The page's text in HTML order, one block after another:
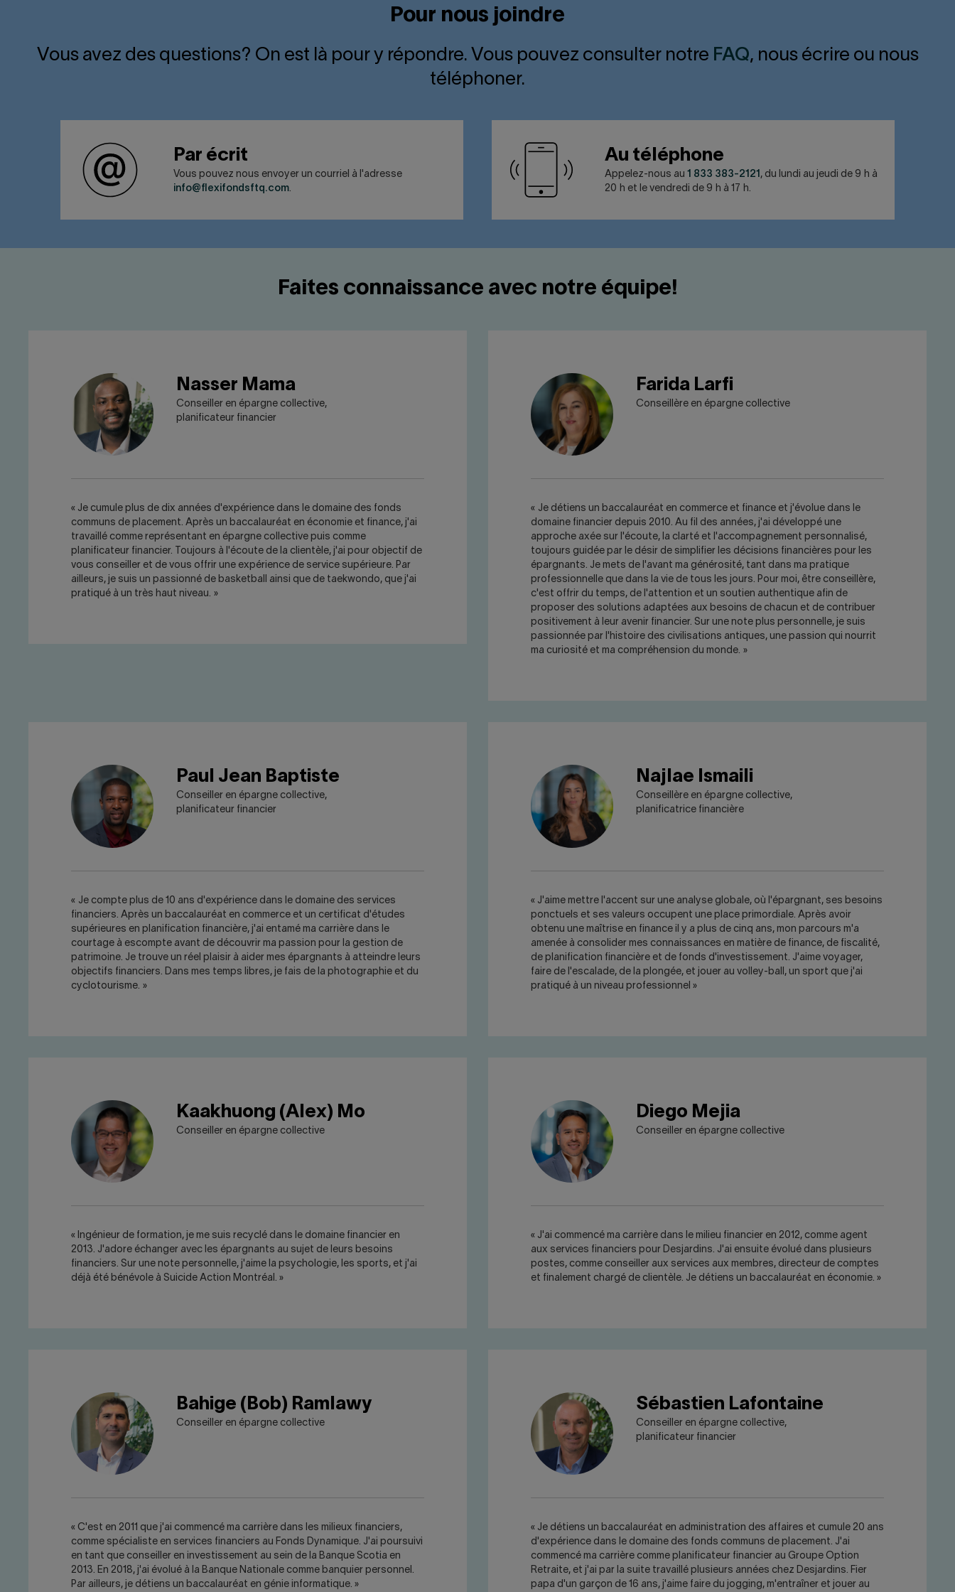
Pour nous joindre
Vous avez des questions? On est là pour y répondre. Vous pouvez consulter notre FAQ, nous écrire ou nous
téléphoner.
Par écrit
Vous pouvez nous envoyer un courriel à l'adresse
info@flexifondsftq.com.
Au téléphone
Appelez-nous au1 833 383-2121 , du lundi au jeudi de 9 h à
20 h et le vendredi de 9 h à 17 h.
Faites connaissance avec notre équipe!
Nasser Mama
Conseiller en épargne collective,
planificateur financier
« Je cumule plus de dix années d'expérience dans le domaine des fonds
communs de placement. Après un baccalauréat en économie et finance, j'ai
travaillé comme représentant en épargne collective puis comme
planificateur financier. Toujours à l'écoute de la clientèle, j'ai pour objectif de
vous conseiller et de vous offrir une expérience de service supérieure. Par
ailleurs, je suis un passionné de basketball ainsi que de taekwondo, que j'ai
pratiqué à un très haut niveau. »
Farida Larfi
Conseillère en épargne collective
« Je détiens un baccalauréat en commerce et finance et j'évolue dans le
domaine financier depuis 2010. Au fil des années, j'ai développé une
approche axée sur l'écoute, la clarté et l'accompagnement personnalisé,
toujours guidée par le désir de simplifier les décisions financières pour les
épargnants. Je mets de l'avant ma générosité, tant dans ma pratique
professionnelle que dans la vie de tous les jours. Pour moi, être conseillère,
c'est offrir du temps, de l'attention et un soutien authentique afin de
proposer des solutions adaptées aux besoins de chacun et de contribuer
positivement à leur avenir financier. Sur une note plus personnelle, je suis
passionnée par l'histoire des civilisations antiques, une passion qui nourrit
ma curiosité et ma compréhension du monde. »
Paul Jean Baptiste
Conseiller en épargne collective,
planificateur financier
« Je compte plus de 10 ans d'expérience dans le domaine des services
financiers. Après un baccalauréat en commerce et un certificat d'études
supérieures en planification financière, j'ai entamé ma carrière dans le
courtage à escompte avant de découvrir ma passion pour la gestion de
patrimoine. Je trouve un réel plaisir à aider mes épargnants à atteindre leurs
objectifs financiers. Dans mes temps libres, je fais de la photographie et du
cyclotourisme. »
Najlae Ismaili
Conseillère en épargne collective,
planificatrice financière
« J'aime mettre l'accent sur une analyse globale, où l'épargnant, ses besoins
ponctuels et ses valeurs occupent une place primordiale. Après avoir
obtenu une maîtrise en finance il y a plus de cinq ans, mon parcours m'a
amenée à consolider mes connaissances en matière de finance, de fiscalité,
de planification financière et de fonds d'investissement. J'aime voyager,
faire de l'escalade, de la plongée, et jouer au volley-ball, un sport que j'ai
pratiqué à un niveau professionnel »
Kaakhuong (Alex) Mo
Conseiller en épargne collective
« Ingénieur de formation, je me suis recyclé dans le domaine financier en
2013. J'adore échanger avec les épargnants au sujet de leurs besoins
financiers. Sur une note personnelle, j'aime la psychologie, les sports, et j'ai
déjà été bénévole à Suicide Action Montréal. »
Diego Mejia
Conseiller en épargne collective
« J'ai commencé ma carrière dans le milieu financier en 2012, comme agent
aux services financiers pour Desjardins. J'ai ensuite évolué dans plusieurs
postes, comme conseiller aux services aux membres, directeur de comptes
et finalement chargé de clientèle. Je détiens un baccalauréat en économie. »
Bahige (Bob) Ramlawy
Conseiller en épargne collective
« C'est en 2011 que j'ai commencé ma carrière dans les milieux financiers,
comme spécialiste en services financiers au Fonds Dynamique. J'ai poursuivi
en tant que conseiller en investissement au sein de la Banque Scotia en
2013. En 2018, j'ai évolué à la Banque Nationale comme banquier personnel.
Par ailleurs, je détiens un baccalauréat en génie informatique. »
Sébastien Lafontaine
Conseiller en épargne collective,
planificateur financier
« Je détiens un baccalauréat en administration des affaires et cumule 20 ans
d'expérience dans le domaine des fonds communs de placement. J'ai
commencé ma carrière comme planificateur financier au Groupe Option
Retraite, et j'ai par la suite travaillé plusieurs années chez Desjardins. Fier
papa d'un garçon de 16 ans, j'aime faire du jogging, m'entraîner et jouer au